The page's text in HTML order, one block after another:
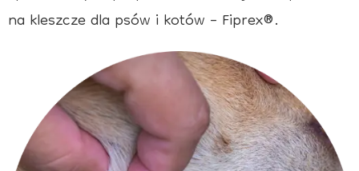
na kleszcze dla psów i kotów – Fiprex®.